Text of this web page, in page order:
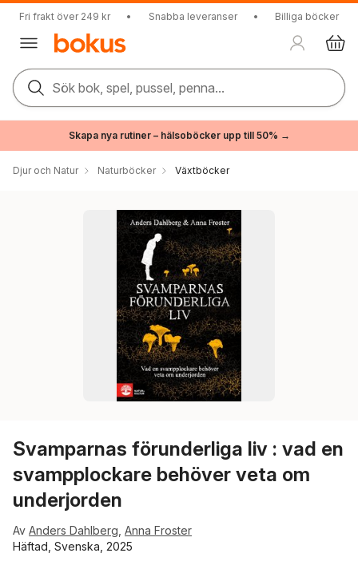
Fri frakt över 249 kr • Snabba leveranser • Billiga böcker
Sök bok, spel, pussel, penna...
Skapa nya rutiner – hälsoböcker upp till 50% →
Djur och Natur Naturböcker Växtböcker
Svamparnas förunderliga liv : vad en
svampplockare behöver veta om
underjorden
Av Anders Dahlberg Anna Froster
Häftad, Svenska, 2025